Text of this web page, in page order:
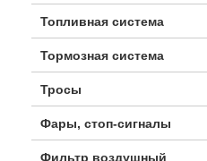
Топливная система
Тормозная система
Тросы
Фары, стоп-сигналы
Фильтр воздушный